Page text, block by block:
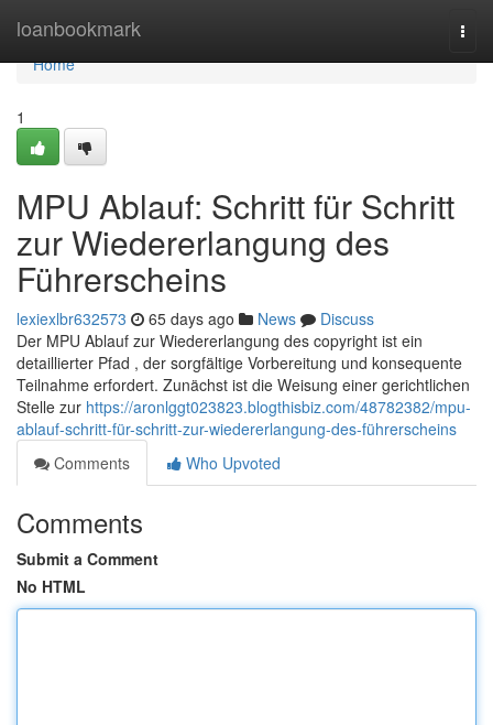
loanbookmark
Home
Home
1
MPU Ablauf: Schritt für Schritt
zur Wiedererlangung des
Führerscheins
lexiexlbr632573 65 days ago News
Discuss
Der MPU Ablauf zur Wiedererlangung des copyright ist ein
detaillierter Pfad , der sorgfältige Vorbereitung und konsequente
Teilnahme erfordert. Zunächst ist die Weisung einer gerichtlichen
Stelle zur https://aronlggt023823.blogthisbiz.com/48782382/mpu-
ablauf-schritt-für-schritt-zur-wiedererlangung-des-führerscheins
Comments
Who Upvoted
Comments
Submit a Comment
No HTML